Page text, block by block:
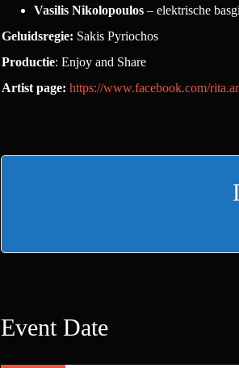
Vasilis Nikolopoulos – elektrische
Geluidsregie: Sakis Pyriochos
Productie: Enjoy and Share
Artist page: https://www.facebook.com/
Event Date